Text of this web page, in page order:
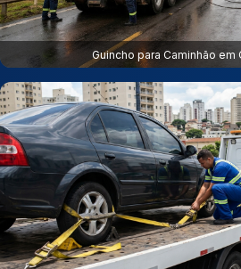
Guincho para Caminhão em